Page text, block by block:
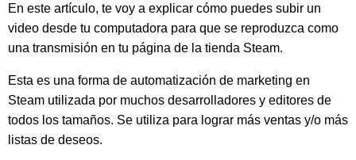
English
Deutsch
Español
En este artículo, te voy a explicar cómo puedes subir un
video desde tu computadora para que se reproduzca como
una transmisión en tu página de la tienda Steam.
Esta es una forma de automatización de marketing en
Steam utilizada por muchos desarrolladores y editores de
todos los tamaños. Se utiliza para lograr más ventas y/o más
listas de deseos.